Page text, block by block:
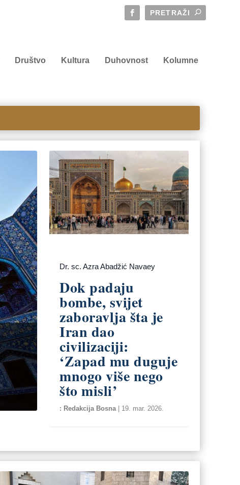
Društvo Kultura Duhovnost Kolumne
Dr. sc. Azra Abadžić Navaey
Dok padaju
bombe, svijet
zaboravlja šta je
Iran dao
civilizaciji:
‘Zapad mu duguje
mnogo više nego
što misli’
Redakcija Bosna 19. mar. 2026.